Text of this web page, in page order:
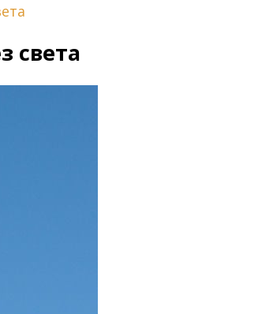
света